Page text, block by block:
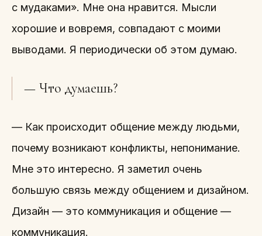
с мудаками». Мне она нравится. Мысли
хорошие и вовремя, совпадают с моими
выводами. Я периодически об этом думаю.
— Что думаешь?
— Как происходит общение между людьми,
почему возникают конфликты, непонимание.
Мне это интересно. Я заметил очень
большую связь между общением и дизайном.
Дизайн — это коммуникация и общение —
коммуникация.